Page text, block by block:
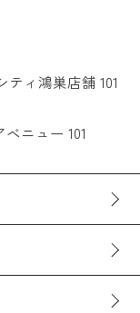
ィ鴻巣店舗 101
ニュー 101